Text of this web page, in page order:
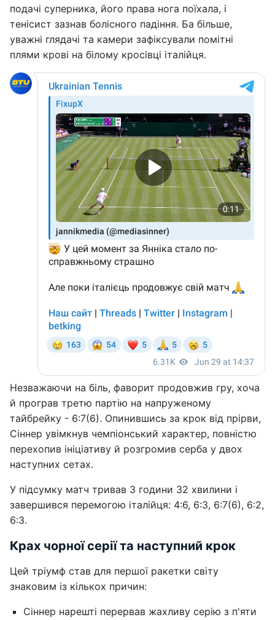
подачі суперника, його права нога поїхала, і
тенісист зазнав болісного падіння. Ба більше,
уважні глядачі та камери зафіксували помітні
плями крові на білому кросівці італійця.
Незважаючи на біль, фаворит продовжив гру, хоча
й програв третю партію на напруженому
тайбрейку - 6:7(6). Опинившись за крок від прірви,
Сіннер увімкнув чемпіонський характер, повністю
перехопив ініціативу й розгромив серба у двох
наступних сетах.
У підсумку матч тривав 3 години 32 хвилини і
завершився перемогою італійця: 4:6, 6:3, 6:7(6), 6:2,
6:3.
Крах чорної серії та наступний крок
Цей тріумф став для першої ракетки світу
знаковим із кількох причин:
Сіннер нарешті перервав жахливу серію з п'яти